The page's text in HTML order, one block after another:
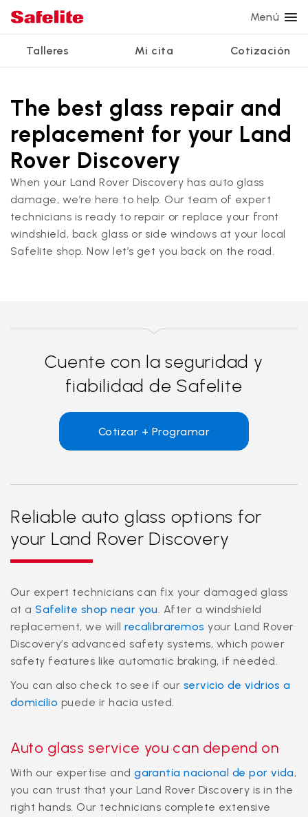
Menú
Talleres Mi cita Cotización
Servicios
Reparación de parabrisas
Reemplazo de parabrisas
Reemplazo del vidrio trasero
Reemplazo de ventanilla lateral
Reparación de vidrio a domicilio
Reparación de ventanillas eléctricas
Recalibrado de los sistemas de seguridad
Reparación y reemplazo comercial
Reseñas de clientes
Garantía nacional
Safelite Foundation
Ver todos los servicios
Estamos contratando
Cotizar + Programar
The best glass repair and
replacement for your Land
Rover Discovery
When your Land Rover Discovery has auto glass
damage, we’re here to help. Our team of expert
technicians is ready to repair or replace your front
windshield, back glass or side windows at your local
Safelite shop. Now let’s get you back on the road.
Cuente con la seguridad y
fiabilidad de Safelite
Cotizar + Programar
Reliable auto glass options for
your Land Rover Discovery
Our expert technicians can fix your damaged glass
at aSafelite shop near you. After a windshield
replacement, we willrecalibraremos your Land Rover
Discovery’s advanced safety systems, which power
safety features like automatic braking, if needed.
You can also check to see if our servicio de vidrios a
domicilio puede ir hacia usted.
Auto glass service you can depend on
With our expertise andgarantía nacional de por vida,
you can trust that your Land Rover Discovery is in the
right hands. Our technicians complete extensive